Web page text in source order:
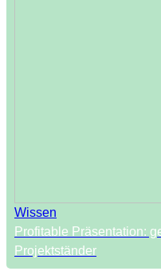
Wissen
Profitable Präsentation:
Projektständer